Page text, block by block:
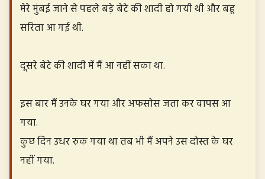
मेरे मुंबई जाने से पहले बड़े बेटे की शादी हो गयी थी और बहू
सरिता आ गई थी.
दूसरे बेटे की शादी में मैं आ नहीं सका था.
इस बार मैं उनके घर गया और अफसोस जता कर वापस आ
गया.
कुछ दिन उधर रुक गया था तब भी मैं अपने उस दोस्त के घर
नहीं गया.